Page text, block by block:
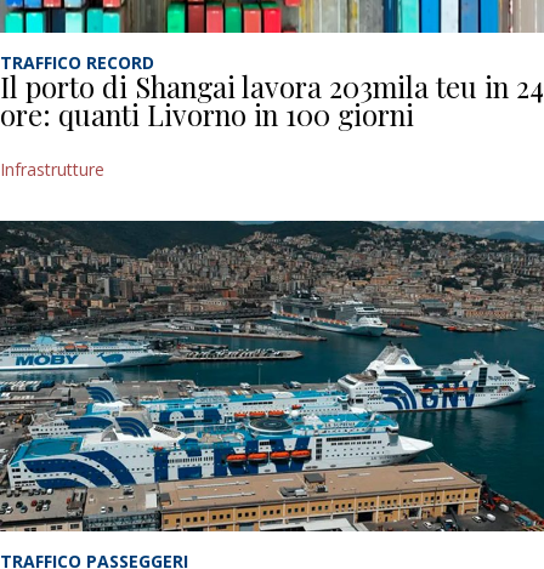
TRAFFICO RECORD
Il porto di Shangai lavora 203mila teu in 24
ore: quanti Livorno in 100 giorni
Infrastrutture
TRAFFICO PASSEGGERI